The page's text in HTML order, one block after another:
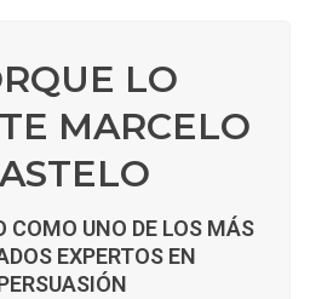
LO
MARCELO
COMO UNO DE LOS MÁS
EXPERTOS EN